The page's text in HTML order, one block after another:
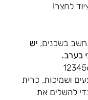
לחצר!
בשכנים, יש
בערב.
ושמיכות, כרית
להשלים את